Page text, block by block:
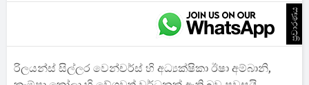
ප්‍රචාරණය
රිලයන්ස් සිල්ලර වෙන්චර්ස් හි අධ්‍යක්ෂිකා ඊෂා අම්බානි,